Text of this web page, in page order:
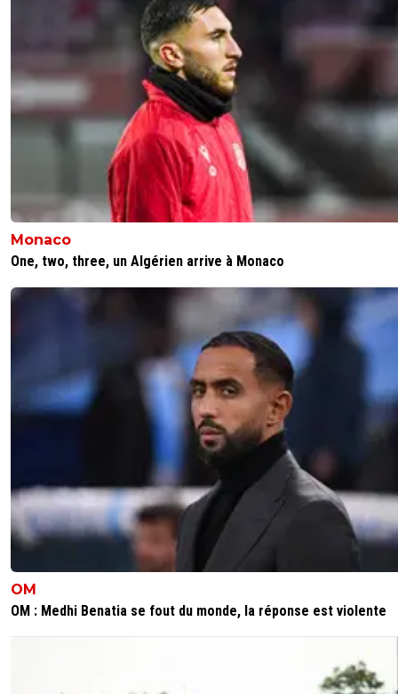
Monaco
One, two, three, un Algérien arrive à Monaco
OM
OM : Medhi Benatia se fout du monde, la réponse est violente